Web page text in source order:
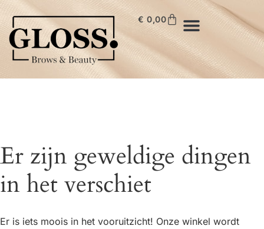
€ 0,00
Er zijn geweldige dingen
in het verschiet
Er is iets moois in het vooruitzicht! Onze winkel wordt